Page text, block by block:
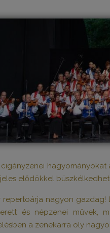
elődökkel
repertoárja nagyon gazdag!
és népzenei művek,
a zenekarra oly